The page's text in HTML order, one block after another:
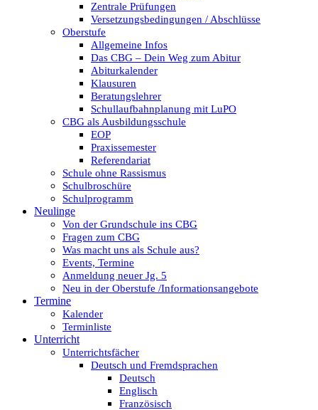
Zentrale Prüfungen
Versetzungsbedingungen / Abschlüsse
Oberstufe
Allgemeine Infos
Das CBG – Dein Weg zum Abitur
Abiturkalender
Klausuren
Beratungslehrer
Schullaufbahnplanung mit LuPO
CBG als Ausbildungsschule
EOP
Praxissemester
Referendariat
Schule ohne Rassismus
Schulbroschüre
Schulprogramm
Neulinge
Von der Grundschule ins CBG
Fragen zum CBG
Was macht uns als Schule aus?
Events, Termine
Anmeldung neuer Jg. 5
Neu in der Oberstufe /Informationsangebote
Termine
Kalender
Terminliste
Unterricht
Unterrichtsfächer
Deutsch und Fremdsprachen
Deutsch
Englisch
Französisch